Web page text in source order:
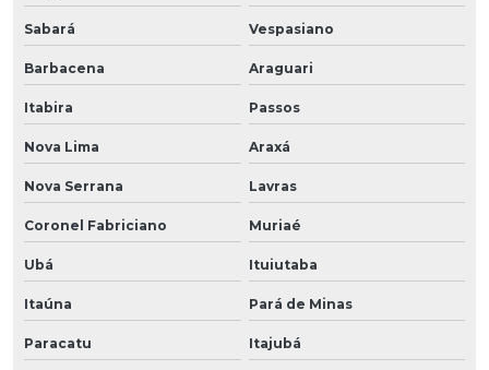
Sabará Vespasiano
Barbacena Araguari
Itabira Passos
Nova Lima Araxá
Nova Serrana Lavras
Coronel Fabriciano Muriaé
Ubá Ituiutaba
Itaúna Pará de Minas
Paracatu Itajubá